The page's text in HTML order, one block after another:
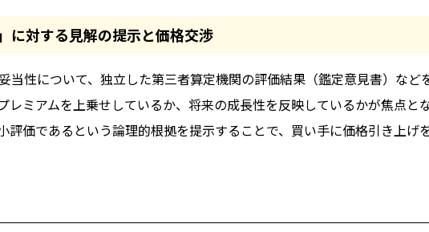
に対する見解の提示と価格交渉
当性について、独立した第三者算定機関の評価結果（鑑定意見書）など
ミアムを上乗せしているか、将来の成長性を反映しているかが焦点とな
価であるという論理的根拠を提示することで、買い手に価格引き上げ